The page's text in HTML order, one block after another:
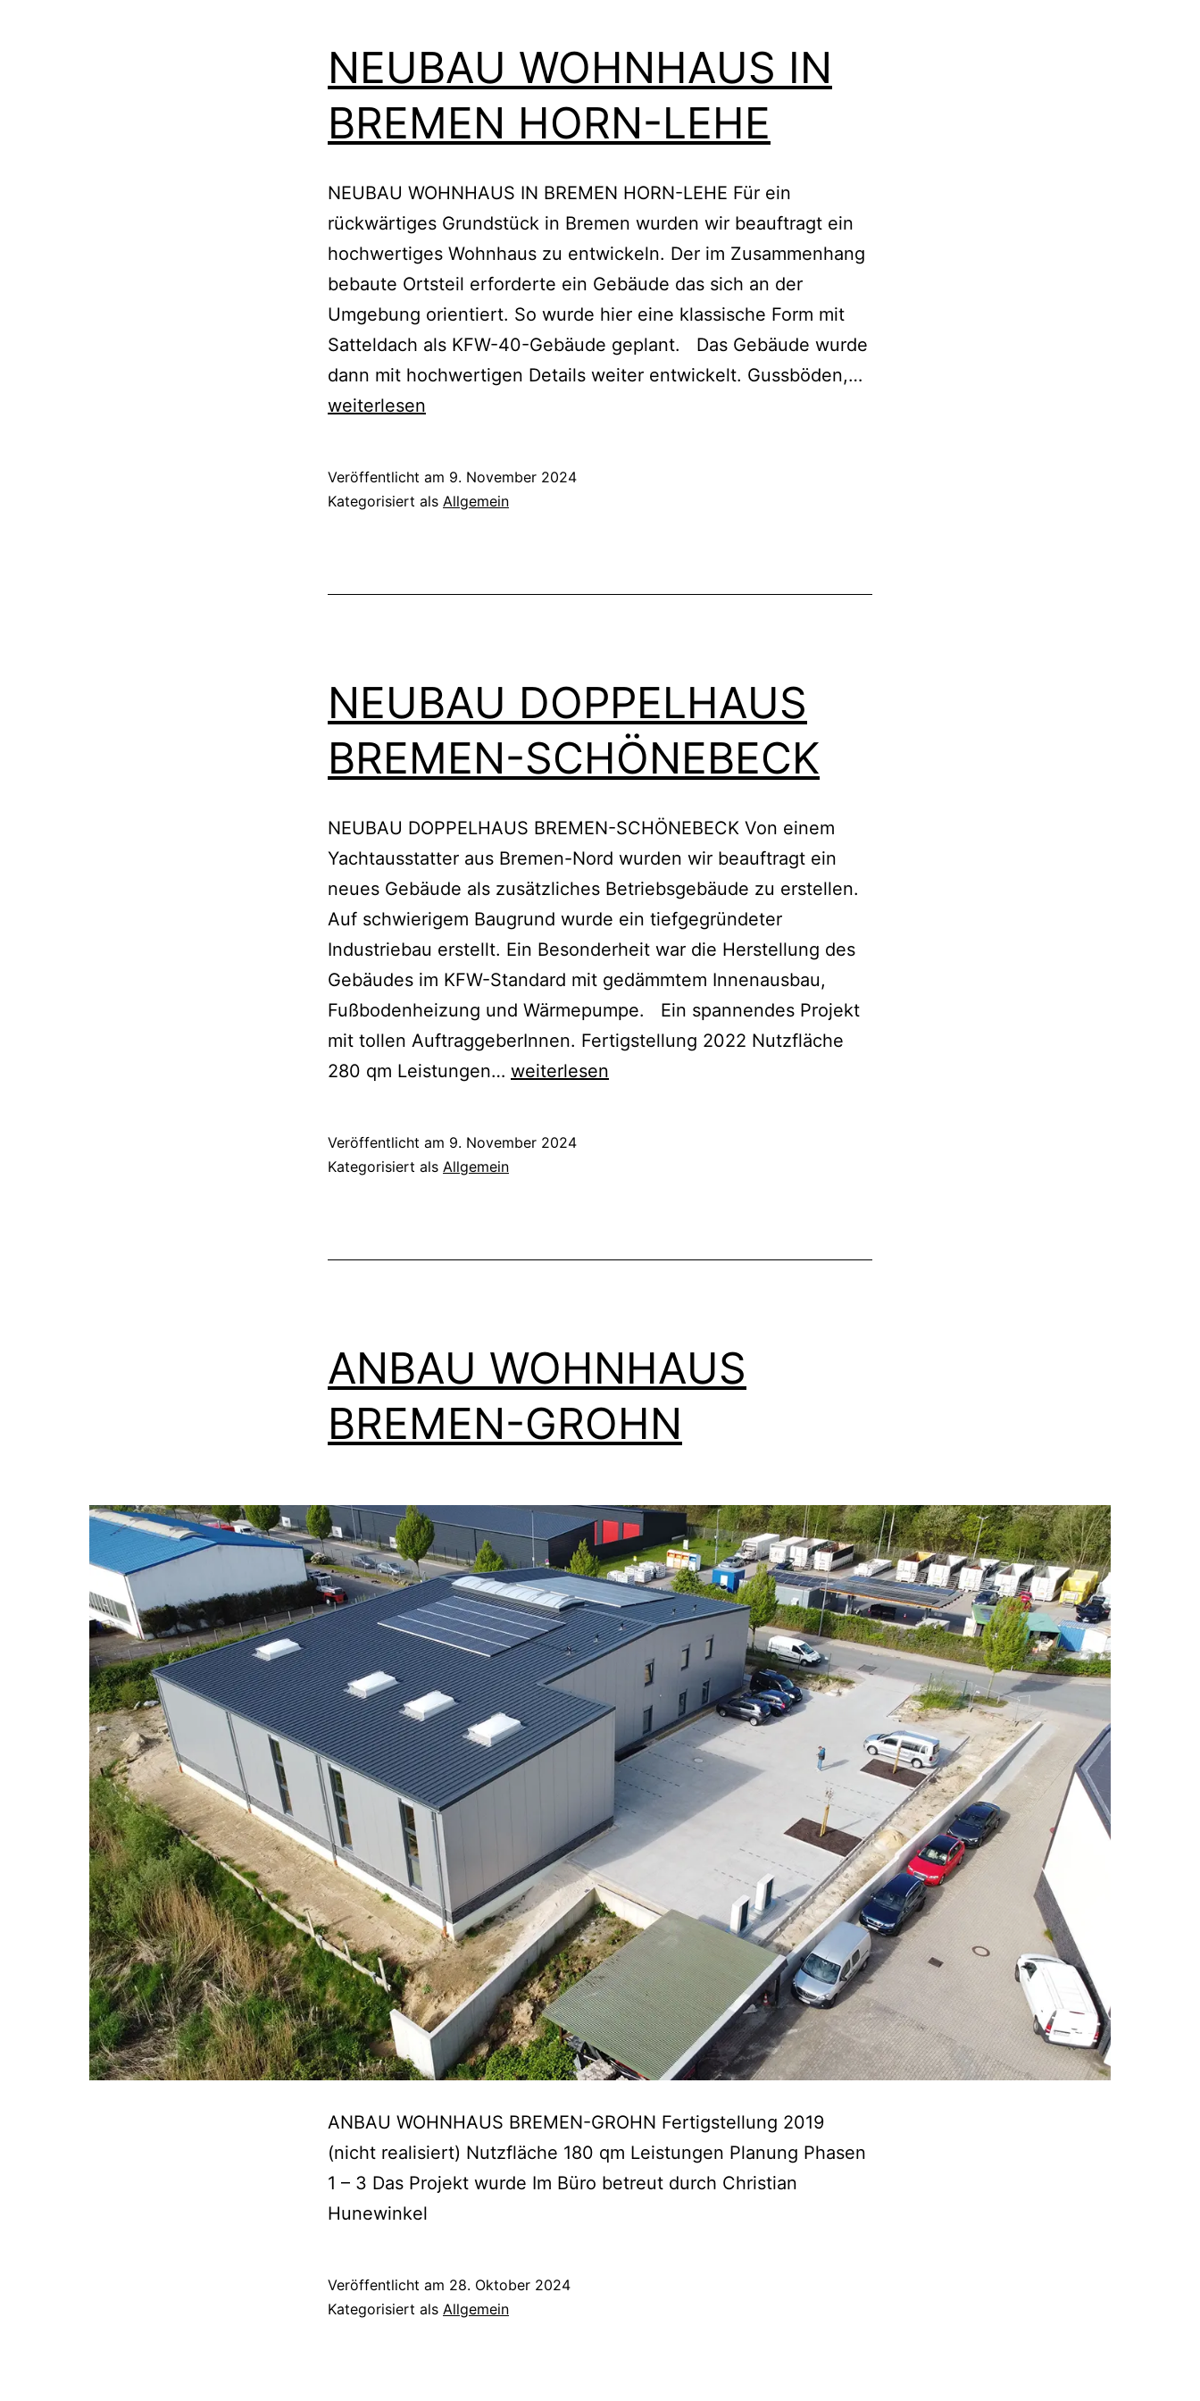
NEUBAU WOHNHAUS IN
BREMEN HORN-LEHE
NEUBAU WOHNHAUS IN BREMEN HORN-LEHE Für ein
rückwärtiges Grundstück in Bremen wurden wir beauftragt ein
hochwertiges Wohnhaus zu entwickeln. Der im Zusammenhang
bebaute Ortsteil erforderte ein Gebäude das sich an der
Umgebung orientiert. So wurde hier eine klassische Form mit
Satteldach als KFW-40-Gebäude geplant. Das Gebäude wurde
dann mit hochwertigen Details weiter entwickelt. Gussböden,…
weiterlesen
Veröffentlicht am 9. November 2024
Kategorisiert als Allgemein
NEUBAU DOPPELHAUS
BREMEN-SCHÖNEBECK
NEUBAU DOPPELHAUS BREMEN-SCHÖNEBECK Von einem
Yachtausstatter aus Bremen-Nord wurden wir beauftragt ein
neues Gebäude als zusätzliches Betriebsgebäude zu erstellen.
Auf schwierigem Baugrund wurde ein tiefgegründeter
Industriebau erstellt. Ein Besonderheit war die Herstellung des
Gebäudes im KFW-Standard mit gedämmtem Innenausbau,
Fußbodenheizung und Wärmepumpe. Ein spannendes Projekt
mit tollen AuftraggeberInnen. Fertigstellung 2022 Nutzfläche
280 qm Leistungen… NEUBAU
weiterlesen
Veröffentlicht am 9. November 2024
Kategorisiert als Allgemein
ANBAU WOHNHAUS
BREMEN-GROHN
ANBAU WOHNHAUS BREMEN-GROHN Fertigstellung 2019
(nicht realisiert) Nutzfläche 180 qm Leistungen Planung Phasen
1 – 3 Das Projekt wurde Im Büro betreut durch Christian
Hunewinkel
Veröffentlicht am 28. Oktober 2024
Kategorisiert als Allgemein